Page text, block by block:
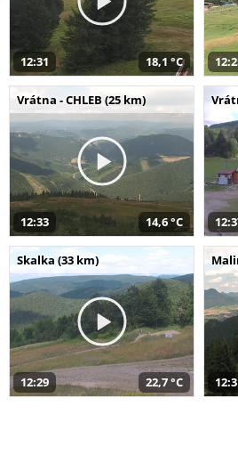
12:31 18,1 °C
Vrátna - CHLEB (25 km)
12:33 14,6 °C
Skalka (33 km)
12:29 22,7 °C